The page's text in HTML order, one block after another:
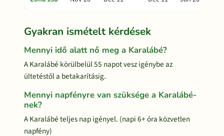
Gyakran ismételt kérdések
Mennyi idő alatt nő meg a Karalábé?
A Karalábé körülbelül 55 napot vesz igénybe az
ültetéstől a betakarításig.
Mennyi napfényre van szüksége a Karalábé-
nek?
A Karalábé teljes nap igényel. (napi 6+ óra közvetlen
napfény)